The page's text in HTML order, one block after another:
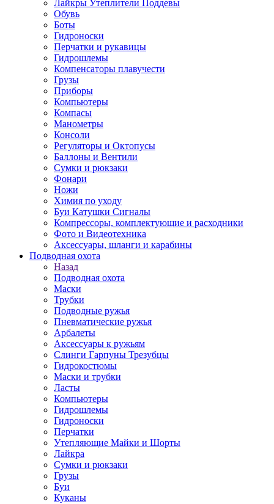
Лайкры Утеплители Поддевы
Обувь
Боты
Гидроноски
Перчатки и рукавицы
Гидрошлемы
Компенсаторы плавучести
Грузы
Приборы
Компьютеры
Компасы
Манометры
Консоли
Регуляторы и Октопусы
Баллоны и Вентили
Сумки и рюкзаки
Фонари
Ножи
Химия по уходу
Буи Катушки Сигналы
Компрессоры, комплектующие и расходники
Фото и Видеотехника
Аксессуары, шланги и карабины
Подводная охота
Назад
Подводная охота
Маски
Трубки
Подводные ружья
Пневматические ружья
Арбалеты
Аксессуары к ружьям
Слинги Гарпуны Трезубцы
Гидрокостюмы
Маски и трубки
Ласты
Компьютеры
Гидрошлемы
Гидроноски
Перчатки
Утепляющие Майки и Шорты
Лайкра
Сумки и рюкзаки
Грузы
Буи
Куканы